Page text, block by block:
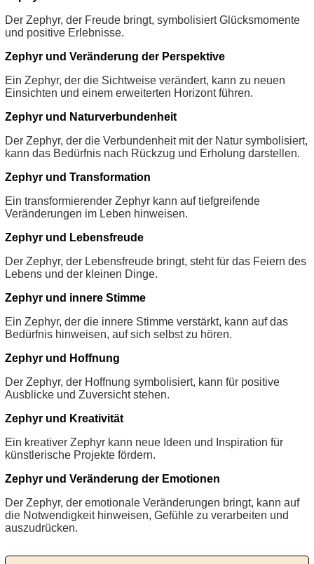
Der Zephyr, der Freude bringt, symbolisiert Glücksmomente
und positive Erlebnisse.
Zephyr und Veränderung der Perspektive
Ein Zephyr, der die Sichtweise verändert, kann zu neuen
Einsichten und einem erweiterten Horizont führen.
Zephyr und Naturverbundenheit
Der Zephyr, der die Verbundenheit mit der Natur symbolisiert,
kann das Bedürfnis nach Rückzug und Erholung darstellen.
Zephyr und Transformation
Ein transformierender Zephyr kann auf tiefgreifende
Veränderungen im Leben hinweisen.
Zephyr und Lebensfreude
Der Zephyr, der Lebensfreude bringt, steht für das Feiern des
Lebens und der kleinen Dinge.
Zephyr und innere Stimme
Ein Zephyr, der die innere Stimme verstärkt, kann auf das
Bedürfnis hinweisen, auf sich selbst zu hören.
Zephyr und Hoffnung
Der Zephyr, der Hoffnung symbolisiert, kann für positive
Ausblicke und Zuversicht stehen.
Zephyr und Kreativität
Ein kreativer Zephyr kann neue Ideen und Inspiration für
künstlerische Projekte fördern.
Zephyr und Veränderung der Emotionen
Der Zephyr, der emotionale Veränderungen bringt, kann auf
die Notwendigkeit hinweisen, Gefühle zu verarbeiten und
auszudrücken.